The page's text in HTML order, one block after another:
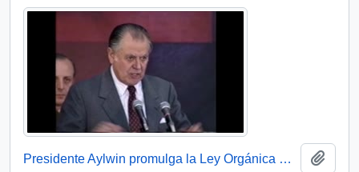
Presidente Aylwin promulga la Ley Orgánica Constitucional de Regionalización: video